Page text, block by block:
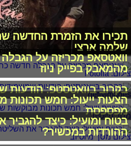
תכירו את הזמרת החדשה
שלמה ארצי
וואטסאפ מכריזה על
מהמאבק בפייק ניוז
בקרוב בוואטסטפ: הודעות
הצעות ייעול: חמש תכונות
מפספסת
בטוח ומועיל: כיצד
ההורדות במכשיר?